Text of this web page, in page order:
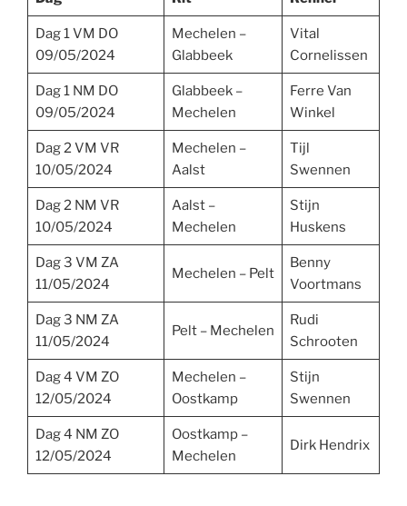
Dag 1 VM DO
09/05/2024
Mechelen –
Glabbeek
Vital
Cornelissen
Dag 1 NM DO
09/05/2024
Glabbeek –
Mechelen
Ferre Van
Winkel
Dag 2 VM VR
10/05/2024
Mechelen –
Aalst
Tijl
Swennen
Dag 2 NM VR
10/05/2024
Aalst –
Mechelen
Stijn
Huskens
Dag 3 VM ZA
11/05/2024
Mechelen – Pelt
Benny
Voortmans
Dag 3 NM ZA
11/05/2024
Pelt – Mechelen
Rudi
Schrooten
Dag 4 VM ZO
12/05/2024
Mechelen –
Oostkamp
Stijn
Swennen
Dag 4 NM ZO
12/05/2024
Oostkamp –
Mechelen
Dirk Hendrix